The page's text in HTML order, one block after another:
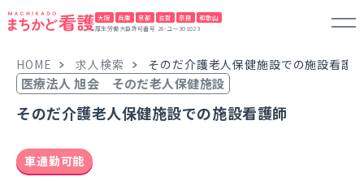
大阪 兵庫 京都 滋賀 奈良 和歌山
厚生労働大臣許可番号 28-ユー301023
HOME 求人検索 そのだ介護老人保健施設での施設看護
医療法人 旭会 そのだ老人保健施設
そのだ介護老人保健施設での施設看護師
車通勤可能